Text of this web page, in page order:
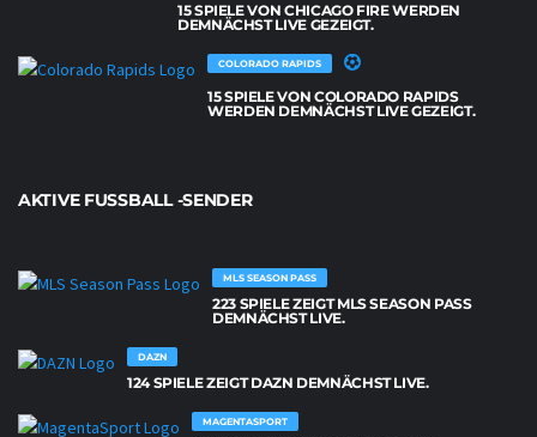
15 SPIELE VON CHICAGO FIRE WERDEN
DEMNÄCHST LIVE GEZEIGT.
COLORADO RAPIDS
15 SPIELE VON COLORADO RAPIDS
WERDEN DEMNÄCHST LIVE GEZEIGT.
AKTIVE FUSSBALL -SENDER
MLS SEASON PASS
223 SPIELE ZEIGT MLS SEASON PASS
DEMNÄCHST LIVE.
DAZN
124 SPIELE ZEIGT DAZN DEMNÄCHST LIVE.
MAGENTASPORT